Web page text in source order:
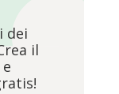
dei
il